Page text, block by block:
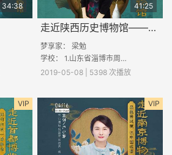
34:38 41:25
走近陕西历史博物馆——大唐遗风，金银生辉
梦享家： 梁勉
学校： 1.山东省淄博市周村区南郊镇八里小学 2.江西省九江市修水县石坳乡黄源小学 3. 河南方城县袁店回族乡福和希望小学 4.贵州省凯
2019-05-08 | 5398 次播放
VIP VIP